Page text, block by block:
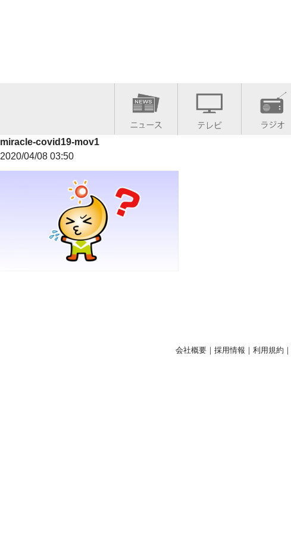
miracle-covid19-mov1
2020/04/08 03:50
会社概要｜ 採用情報 ｜ 利用規約 ｜